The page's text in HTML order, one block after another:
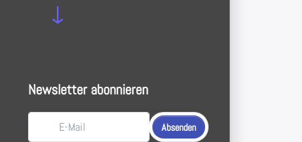
↓
Newsletter abonnieren
Absenden